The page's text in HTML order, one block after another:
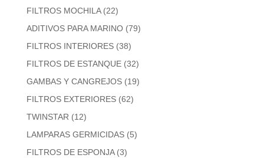
FILTROS MOCHILA (22)
ADITIVOS PARA MARINO (79)
FILTROS INTERIORES (38)
FILTROS DE ESTANQUE (32)
GAMBAS Y CANGREJOS (19)
FILTROS EXTERIORES (62)
TWINSTAR (12)
LAMPARAS GERMICIDAS (5)
FILTROS DE ESPONJA (3)